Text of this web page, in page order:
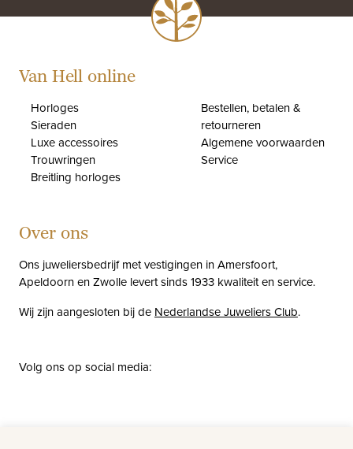
Van Hell online
Horloges
Sieraden
Luxe accessoires
Trouwringen
Breitling horloges
Bestellen, betalen &
retourneren
Algemene voorwaarden
Service
Over ons
Ons juweliersbedrijf met vestigingen in Amersfoort,
Apeldoorn en Zwolle levert sinds 1933 kwaliteit en service.
Wij zijn aangesloten bij de Nederlandse Juweliers Club.
Volg ons op social media: